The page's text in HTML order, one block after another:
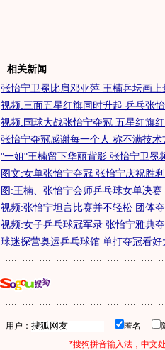
相关新闻
张怡宁卫冕比肩邓亚萍 王楠乒坛画上
视频:三面五星红旗同时升起 乒乓张
视频:国球大战张怡宁夺冠 五星红旗
张怡宁夺冠感谢每一个人 称不满技术
"一姐"王楠留下华丽背影 张怡宁卫冕
图文:女单张怡宁夺冠 张怡宁庆祝胜利
图:王楠、张怡宁会师乒乓球女单决赛
视频:张怡宁坦言比赛并不轻松 团体
视频:女子乒乓球冠军录 张怡宁雅典
球迷探营奥运乒乓球馆 单打夺冠看好
用户： 匿名
*搜狗拼音输入法，中文